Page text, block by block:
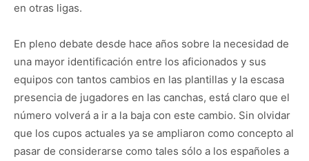
en otras ligas.
En pleno debate desde hace años sobre la necesidad de
una mayor identificación entre los aficionados y sus
equipos con tantos cambios en las plantillas y la escasa
presencia de jugadores en las canchas, está claro que el
número volverá a ir a la baja con este cambio. Sin olvidar
que los cupos actuales ya se ampliaron como concepto al
pasar de considerarse como tales sólo a los españoles a